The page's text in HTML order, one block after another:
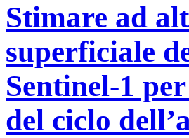
Stimare ad
superficiale
Sentinel-1
del ciclo